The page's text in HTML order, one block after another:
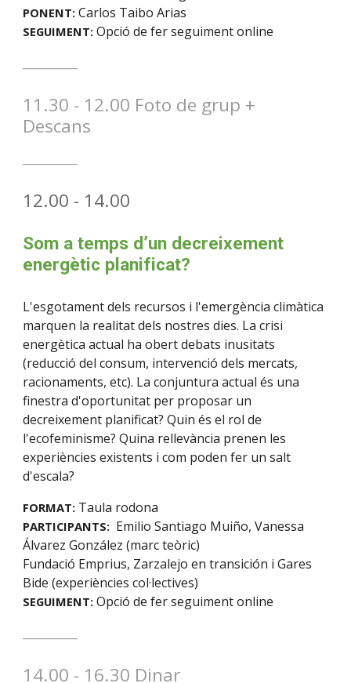
PONENT:Carlos Taibo Arias
SEGUIMENT:Opció de fer seguiment online
11 .30 - 12.00 Foto de grup +
Descans
12.00 - 14.00
Som a temps d’un decreixement
energètic planificat?
L'esgotament dels recursos i l'emergència climàtica
marquen la realitat dels nostres dies. La crisi
energètica actual ha obert debats inusitats
(reducció del consum, intervenció dels mercats,
racionaments, etc). La conjuntura actual és una
finestra d'oportunitat per proposar un
decreixement planificat? Quin és el rol de
l'ecofeminisme? Quina rellevància prenen les
experiències existents i com poden fer un salt
d'escala?
FORMAT: Taula rodona
PARTICIPANTS: Emilio Santiago Muiño, Vanessa
Álvarez González (marc teòric)
Fundació Emprius, Zarzalejo en transición i Gares
Bide (experiències col·lectives)
SEGUIMENT:Opció de fer seguiment online
14.00 - 16.30 Dinar